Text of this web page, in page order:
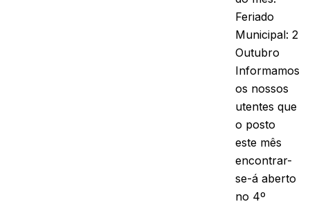
Feriado
Municipal: 2
Outubro
Informamos
os nossos
utentes que
o posto
este mês
encontrar-
se-á aberto
no 4º